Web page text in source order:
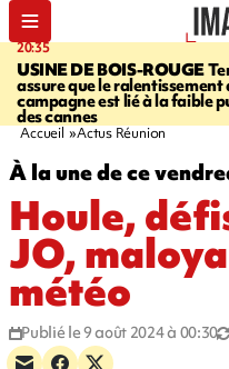
20:35
USINE DE BOIS-ROUGE
assure que le ralentissement
campagne est lié à la faible
des cannes
Accueil Actus Réunion
À la une de ce
Houle,
JO,
météo
Publié le 9 août 2024 à 00:30